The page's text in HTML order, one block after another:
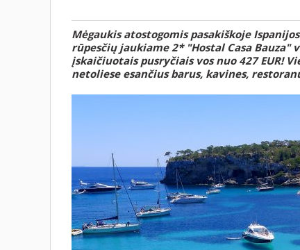
Mėgaukis atostogomis pasakiškoje
rūpesčių jaukiame 2* "Hostal Casa Bauza"
įskaičiuotais pusryčiais vos nuo 427 EUR!
netoliese esančius barus, kavines,